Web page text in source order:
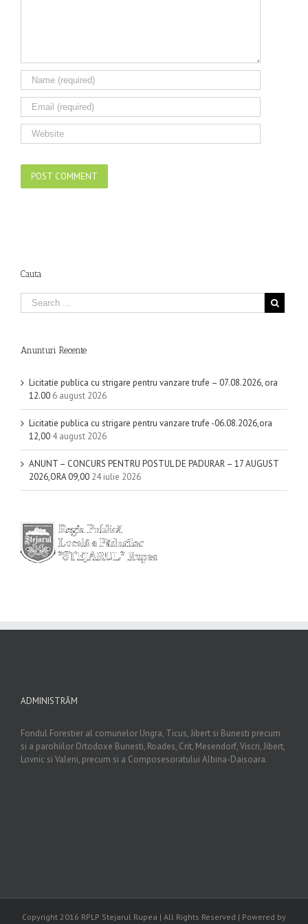
Cauta
Anunturi Recente
Licitatie publica cu strigare pentru vanzare trufe – 07.08.2026, ora
12.00 6 august 2026
Licitatie publica cu strigare pentru vanzare trufe -06.08.2026,ora
12,00 4 august 2026
ANUNT – CONCURS PENTRU POSTUL DE PADURAR – 17 AUGUST
2026,ORA 09,00 24 iulie 2026
ADMINISTRĂM
Fondul Forestier al comunelor Ungra, Ticus, Jibert si Bunesti precum
si a parohiilor Ortodoxe Bunesti, Roades, Crit, Mesendorf, Viscri, Jibert,
Lovnic si Valeni, precum si a Composesoratului Albina-Daisoara.
Copyright 2016 RPLP Stejarul Rupea | All Rights Reserved | Powered by